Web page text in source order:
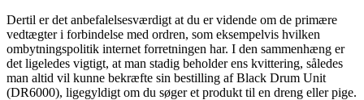
Dertil er det anbefalelsesværdigt at du er vidende om de primære
vedtægter i forbindelse med ordren, som eksempelvis hvilken
ombytningspolitik internet forretningen har. I den sammenhæng er
det ligeledes vigtigt, at man stadig beholder ens kvittering, således
man altid vil kunne bekræfte sin bestilling af Black Drum Unit
(DR6000), ligegyldigt om du søger et produkt til en dreng eller pige.